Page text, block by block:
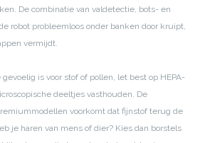
De combinatie van valdetectie, bots- en
robot probleemloos onder banken door kruipt,
vermijdt.
is voor stof of pollen, let best op HEPA-
deeltjes vasthouden. De
voorkomt dat fijnstof terug de
je haren van mens of dier? Kies dan borstels